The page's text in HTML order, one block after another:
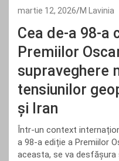
martie 12, 2026 M Lavinia
Cea de-a 98-a
Premiilor
supraveghere
tensiunilor
și Iran
Într-un context
a 98-a ediție a Premiilor
aceasta, se va